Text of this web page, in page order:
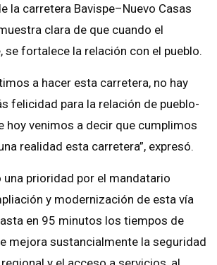
la carretera Bavispe–Nuevo Casas
clara de que cuando el
se fortalece la relación con el pueblo.
a hacer esta carretera, no hay
felicidad para la relación de pueblo-
hoy venimos a decir que cumplimos
realidad esta carretera”, expresó.
prioridad por el mandatario
y modernización de esta vía
en 95 minutos los tiempos de
mejora sustancialmente la seguridad